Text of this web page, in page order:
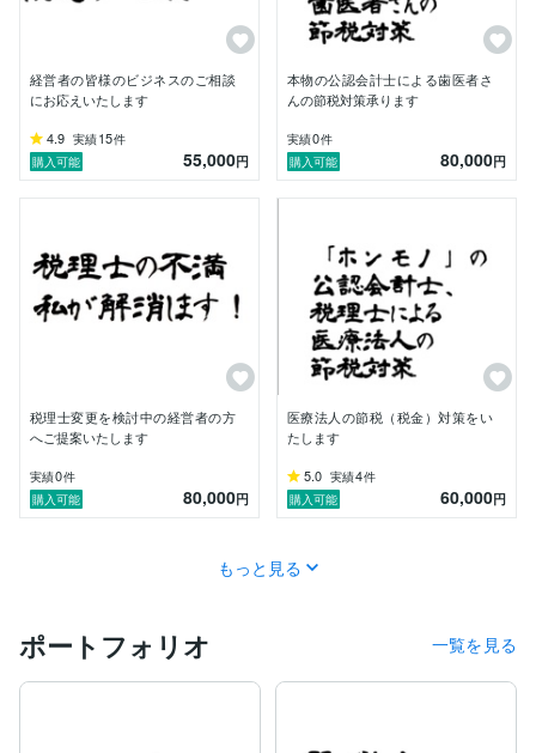
これまでも、顧問税理士（公認会計士、会計事務所、税
理士法人）の指導によって、節税対策（税金対策）され
ていらっしゃった納税者(経営者)の方でも、
『あんたは、節税の鬼でんな！』
『もっと早くに会いたかったわ。』
皆様も、一歩踏み出して、
これぞ、『ホンモノ』の公認会計士・税理士による、
『超』節税対策（税金対策）
『節税』『税金対策』『公認会計士』『税理士』『会計
事務所』『相続対策』で検索してみてください。
トップで表示されます。
その理由は、確かな実力と信頼の証です。
補助金申請や、格安で承る申告業務ではなく、節税相談
〜〜〜〜〜〜〜〜〜〜〜〜〜〜〜
経営者の皆様のビジネスのご相談
にお応えいたします
4.9 実績15件
購入可能
55,000円
本物の公認会計士による歯医者さ
んの節税対策承ります
実績0件
購入可能
80,000円
税理士変更を検討中の経営者の方
へご提案いたします
実績0件
購入可能
80,000円
医療法人の節税（税金）対策をい
たします
5.0 実績4件
購入可能
60,000円
もっと見る
ポートフォリオ 一覧を見る